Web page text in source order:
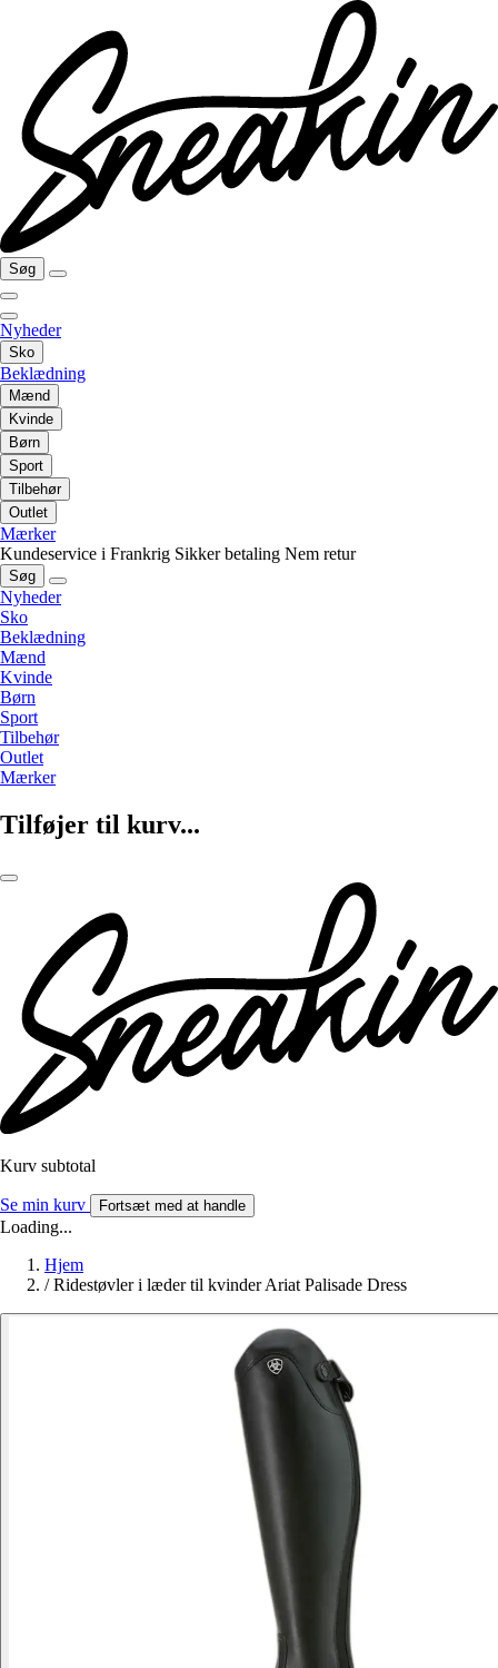
Søg
Nyheder
Sko
Beklædning
Mænd
Kvinde
Børn
Sport
Tilbehør
Outlet
Mærker
Kundeservice i Frankrig Sikker betaling Nem retur
Søg
Nyheder
Sko
Beklædning
Mænd
Kvinde
Børn
Sport
Tilbehør
Outlet
Mærker
Tilføjer til kurv...
Kurv subtotal
Se min kurv Fortsæt med at handle
Loading...
Hjem
/ Ridestøvler i læder til kvinder Ariat Palisade Dress